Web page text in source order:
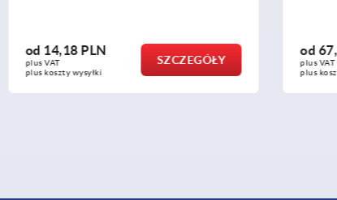
od67,68 PLN
plus VAT
plus koszty wysyłki
SZCZEGÓŁY
od
plus
plus